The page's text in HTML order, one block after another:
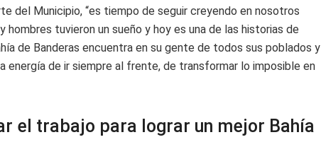
del Municipio, “es tiempo de seguir creyendo en nosotros
tuvieron un sueño y hoy es una de las historias de
de Banderas encuentra en su gente de todos sus poblados y
energía de ir siempre al frente, de transformar lo imposible en
el trabajo para lograr un mejor Bahía